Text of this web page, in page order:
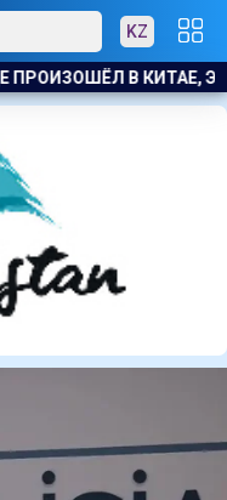
KZ
ЧЕЛОВЕК